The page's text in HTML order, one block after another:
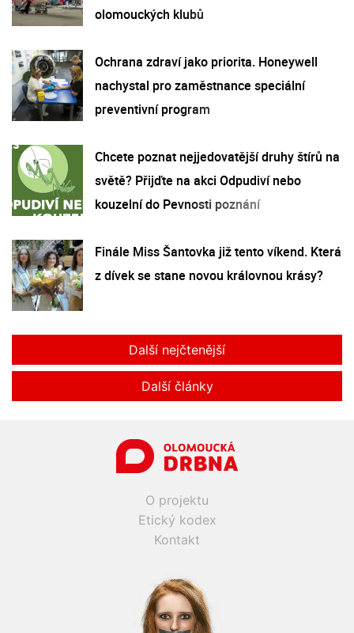
olomouckých klubů
Ochrana zdraví jako priorita. Honeywell
nachystal pro zaměstnance speciální
preventivní program
Chcete poznat nejjedovatější druhy štírů na
světě? Přijďte na akci Odpudiví nebo
kouzelní do Pevnosti poznání
Finále Miss Šantovka již tento víkend. Která
z dívek se stane novou královnou krásy?
Další nejčtenější
Další články
O projektu
Etický kodex
Kontakt